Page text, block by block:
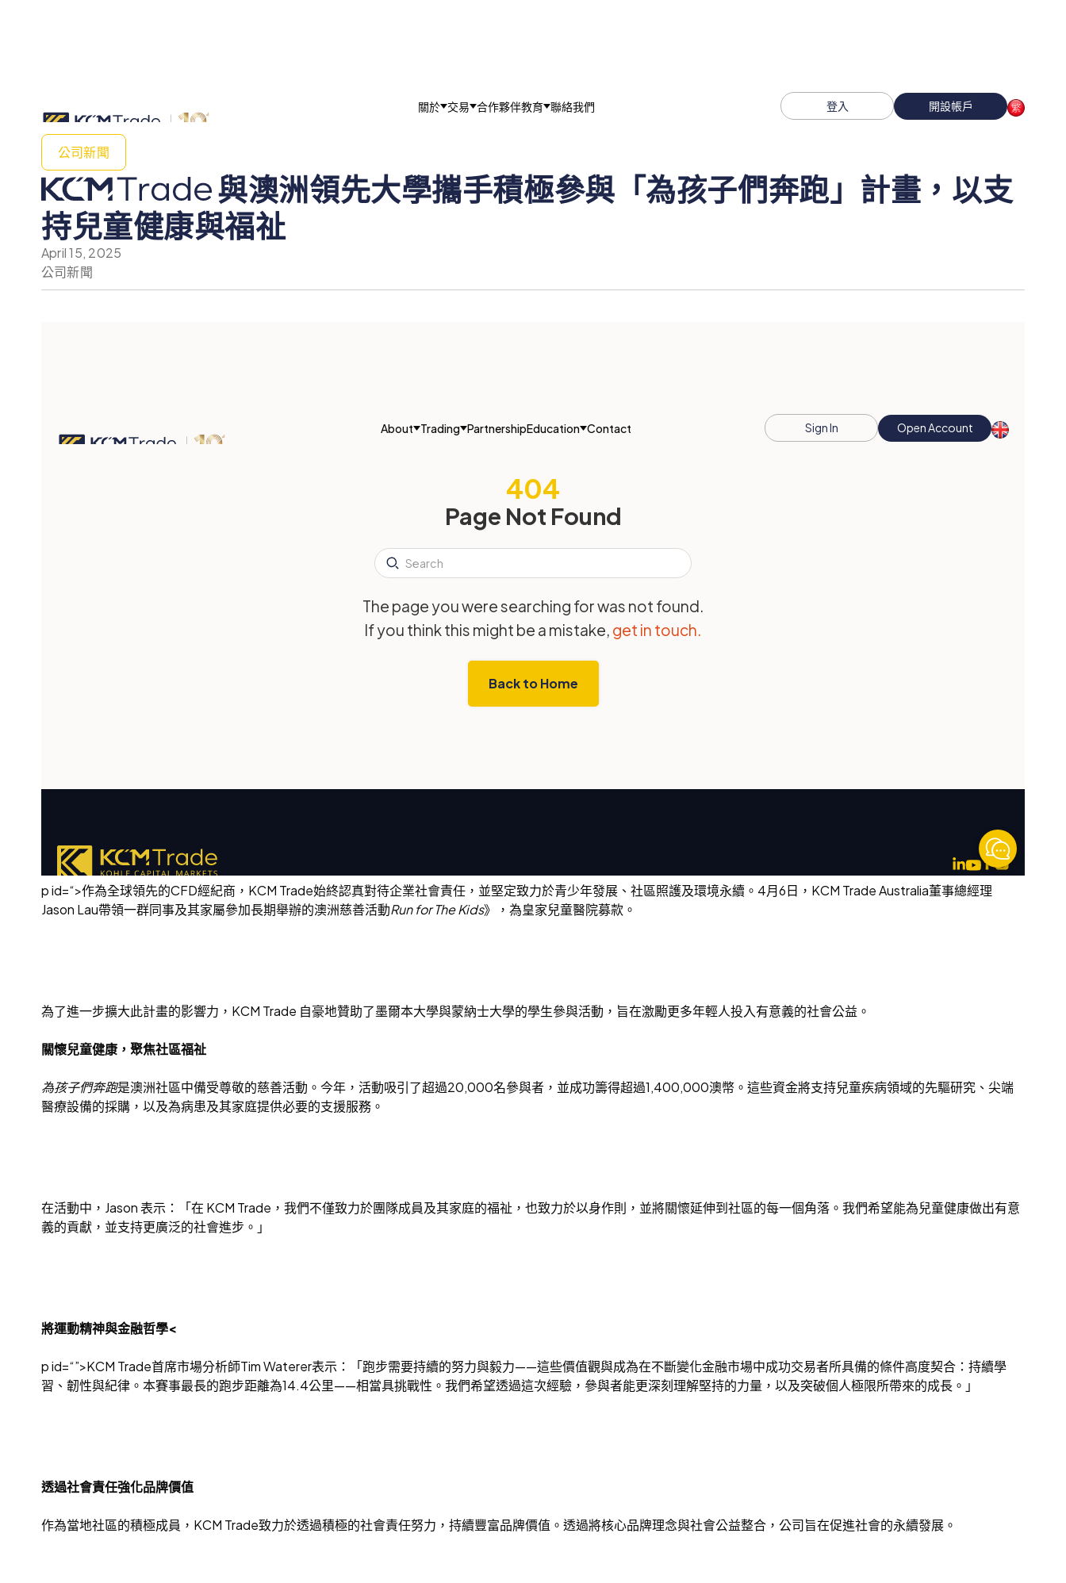
關於 交易 合作夥伴教育 聯絡我們 登入 開設帳戶
公司新聞
與澳洲領先大學攜手積極參與「為孩子們奔跑」計畫，以支
持兒童健康與福祉
April 15, 2025
公司新聞
p id=“>作為全球領先的CFD經紀商，KCM Trade始終認真對待企業社會責任，並堅定致力於青少年發展、社區照護及環境永續。4月6日，KCM Trade Australia董事總經理
Jason Lau帶領一群同事及其家屬參加長期舉辦的澳洲慈善活動Run for The Kids》，為皇家兒童醫院募款。
為了進一步擴大此計畫的影響力，KCM Trade 自豪地贊助了墨爾本大學與蒙納士大學的學生參與活動，旨在激勵更多年輕人投入有意義的社會公益。
關懷兒童健康，聚焦社區福祉
為孩子們奔跑是澳洲社區中備受尊敬的慈善活動。今年，活動吸引了超過20,000名參與者，並成功籌得超過1,400,000澳幣。這些資金將支持兒童疾病領域的先驅研究、尖端
醫療設備的採購，以及為病患及其家庭提供必要的支援服務。
在活動中，Jason 表示：「在 KCM Trade，我們不僅致力於團隊成員及其家庭的福祉，也致力於以身作則，並將關懷延伸到社區的每一個角落。我們希望能為兒童健康做出有意
義的貢獻，並支持更廣泛的社會進步。」
將運動精神與金融哲學<
p id=“”>KCM Trade首席市場分析師Tim Waterer表示：「跑步需要持續的努力與毅力——這些價值觀與成為在不斷變化金融市場中成功交易者所具備的條件高度契合：持續學
習、韌性與紀律。本賽事最長的跑步距離為14.4公里——相當具挑戰性。我們希望透過這次經驗，參與者能更深刻理解堅持的力量，以及突破個人極限所帶來的成長。」
透過社會責任強化品牌價值
作為當地社區的積極成員，KCM Trade致力於透過積極的社會責任努力，持續豐富品牌價值。透過將核心品牌理念與社會公益整合，公司旨在促進社會的永續發展。